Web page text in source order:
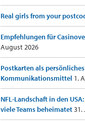
Real girls from your
Empfehlungen für
August 2026
Postkarten als
Kommunikationsmittel 1.
NFL-Landschaft in den
viele Teams beheimatet31.